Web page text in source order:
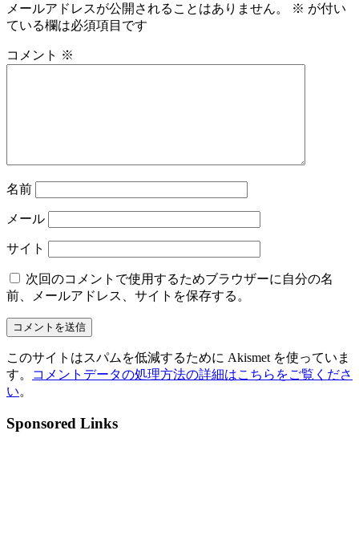
メールアドレスが公開されることはありません。 ※ が付い
ている欄は必須項目です
コメント ※
名前
メール
サイト
次回のコメントで使用するためブラウザーに自分の名
前、メールアドレス、サイトを保存する。
このサイトはスパムを低減するために Akismet を使っていま
す。
コメントデータの処理方法の詳細はこちらをご覧くださ
い。
Sponsored Links